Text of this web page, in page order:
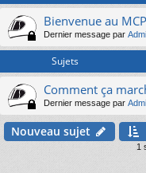
Bienvenue au
Dernier message par
Sujets
Comment ça
Dernier message par
Nouveau sujet
1